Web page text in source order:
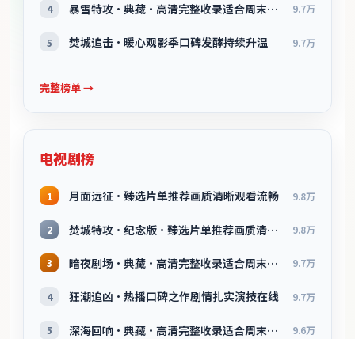
4 暴雪特攻·典藏·高清完整收录适合周末一口气刷完 9.7万
5 焚城追击·暖心观影季口碑发酵持续升温 9.7万
完整榜单 →
电视剧榜
1 月面远征·臻选片单推荐画质清晰观看流畅 9.8万
2 焚城特攻·纪念版·臻选片单推荐画质清晰观看流畅 9.8万
3 暗夜剧场·典藏·高清完整收录适合周末一口气刷完 9.7万
4 狂潮追凶·热播口碑之作剧情扎实演技在线 9.7万
5 深海回响·典藏·高清完整收录适合周末一口气刷完 9.6万